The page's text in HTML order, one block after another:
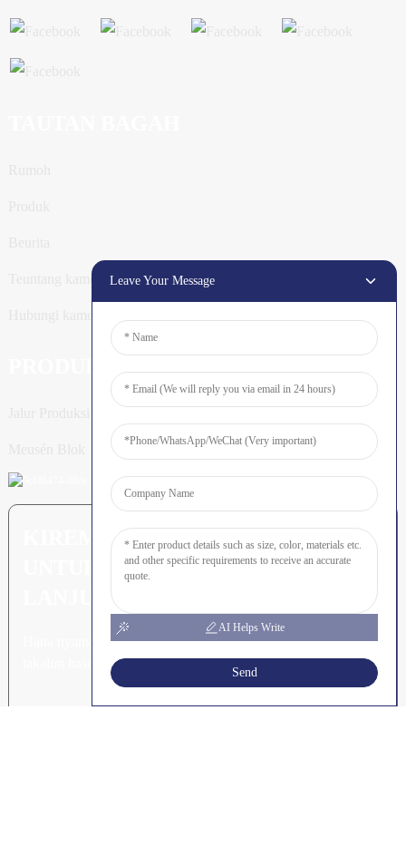
KIREM PERTANYAAN: SIAP
UNTUK MEURUNOE LEUBEH
Hana nyang leubeh jroh nibak
takalon hasee akhe.
Leave Your Message
AI Helps Write
Send